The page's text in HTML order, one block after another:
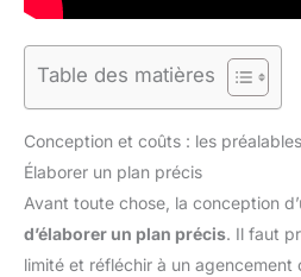
Table des matières
Conception et coûts : les
Élaborer un plan précis
Avant toute chose, la conception
d’élaborer un plan précis. Il faut
limité et réfléchir à un